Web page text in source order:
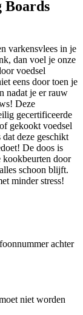
Boards
varkensvlees in je
dan voel je onze
voedsel
eens door toen je
nadat je er rauw
Deze
gecertificeerde
gekookt voedsel
deze geschikt
De doos is
kookbeurten door
schoon blijft.
minder stress!
achter
niet worden